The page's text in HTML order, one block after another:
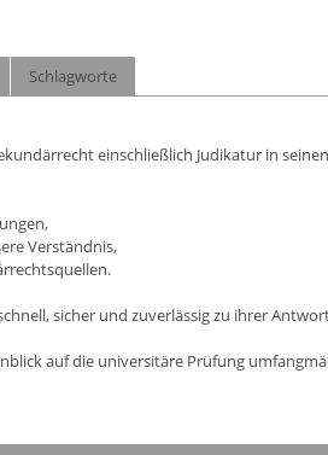
Schlagworte
einschließlich Judikatur in
Verständnis,
sicher und zuverlässig zu ihrer
auf die universitäre Prüfung